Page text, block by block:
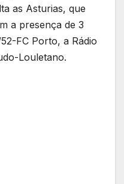
as Asturias, que
a presença de 3
FC Porto, a Rádio
Louletano.